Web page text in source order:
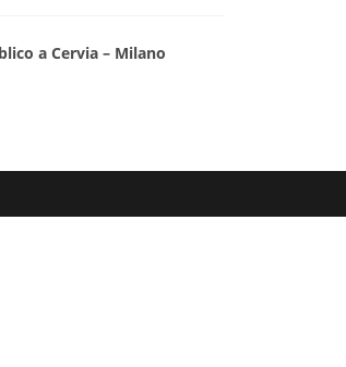
WEB
a Cervia – Milano